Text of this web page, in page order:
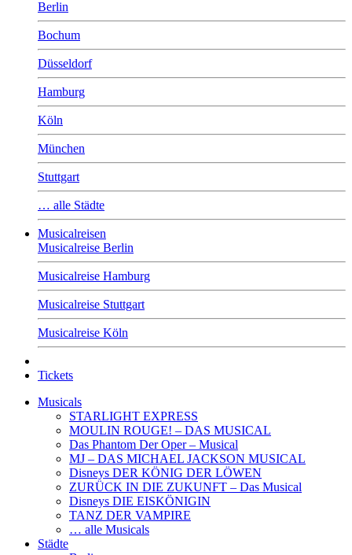
Berlin
Bochum
Düsseldorf
Hamburg
Köln
München
Stuttgart
… alle Städte
Musicalreisen
Musicalreise Berlin
Musicalreise Hamburg
Musicalreise Stuttgart
Musicalreise Köln
Tickets
Musicals
STARLIGHT EXPRESS
MOULIN ROUGE! – DAS MUSICAL
Das Phantom Der Oper – Musical
MJ – DAS MICHAEL JACKSON MUSICAL
Disneys DER KÖNIG DER LÖWEN
ZURÜCK IN DIE ZUKUNFT – Das Musical
Disneys DIE EISKÖNIGIN
TANZ DER VAMPIRE
… alle Musicals
Städte